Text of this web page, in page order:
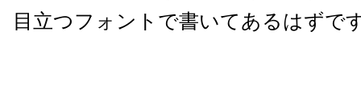
目立つフォントで書いてあるはずで